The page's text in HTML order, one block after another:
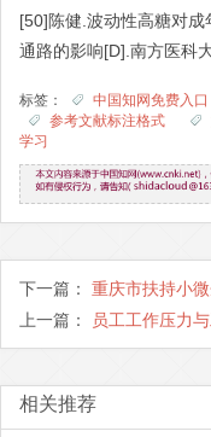
[50]陈健.波动性高糖对
通路的影响[D].南方医科
标签： 中国知网免费入口
参考文献标注格式
学习
下一篇： 重庆市扶持小
上一篇：
员工工作压力
相关推荐